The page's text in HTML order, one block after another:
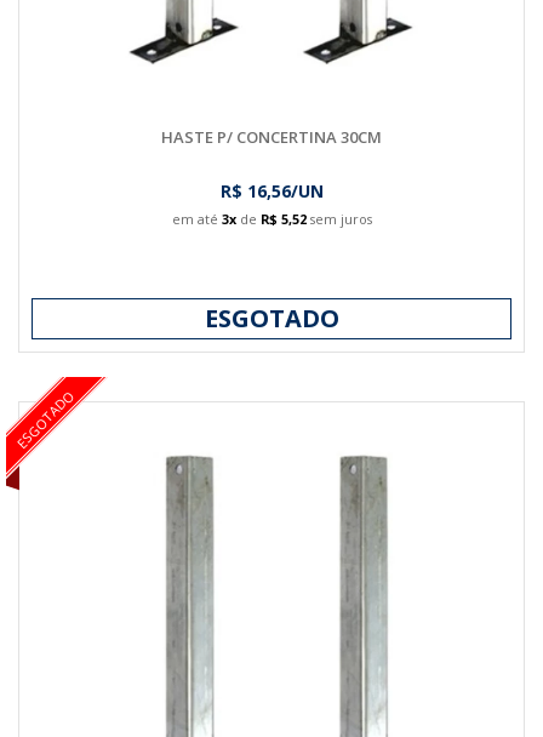
HASTE P/ CONCERTINA 30CM
R$ 16,56/UN
em até 3xde R$ 5,52sem juros
ESGOTADO
ESGOTADO